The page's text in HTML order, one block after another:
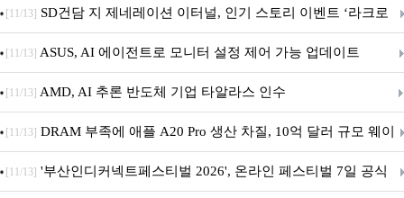
던전 13’ 참가!
[11/13] SD건담 지 제네레이션 이터널, 인기 스토리 이벤트 ‘라크로
아의 용사’ 재개최 및 풍성한 기념 이벤트 실시!
[11/13] ASUS, AI 에이전트로 모니터 설정 제어 가능 업데이트
[11/13] AMD, AI 추론 반도체 기업 타알라스 인수
[11/13] DRAM 부족에 애플 A20 Pro 생산 차질, 10억 달러 규모 웨이
퍼 대기
[11/13] '부산인디커넥트페스티벌 2026', 온라인 페스티벌 7일 공식